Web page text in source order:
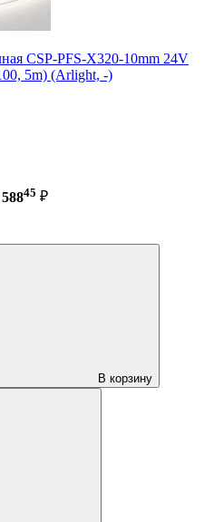
CSP-PFS-X320-10mm 24V
5m) (Arlight, -)
45 ₽
В корзину